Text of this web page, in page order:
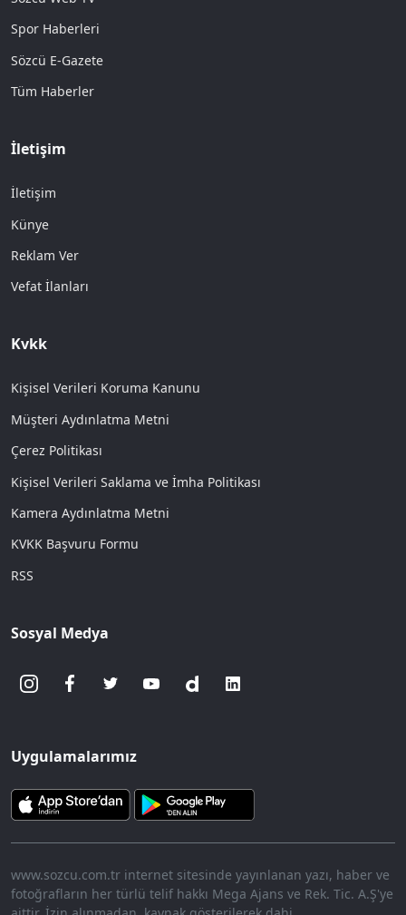
Spor Haberleri
Sözcü E-Gazete
Tüm Haberler
İletişim
İletişim
Künye
Reklam Ver
Vefat İlanları
Kvkk
Kişisel Verileri Koruma Kanunu
Müşteri Aydınlatma Metni
Çerez Politikası
Kişisel Verileri Saklama ve İmha Politikası
Kamera Aydınlatma Metni
KVKK Başvuru Formu
RSS
Sosyal Medya
Uygulamalarımız
www.sozcu.com.tr internet sitesinde yayınlanan yazı, haber ve
fotoğrafların her türlü telif hakkı Mega Ajans ve Rek. Tic. A.Ş'ye